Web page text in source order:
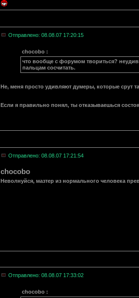
Отправлено: 08.08.07 17:20:15
chocobo :
что вообще с форумом твориться?
пальцам сосчитать.
Не, меня просто удивляют думеры, которые срут
Если я правильно понял, ты отказываешься
Отправлено: 08.08.07 17:21:54
chocobo
Неволнуйся, мазтер из нормального человека
Отправлено: 08.08.07 17:33:02
chocobo :